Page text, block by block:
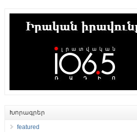
Խորագրեր
featured